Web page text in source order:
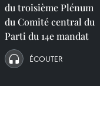
du troisième Plénum
du Comité central du
Parti du 14e mandat
ÉCOUTER